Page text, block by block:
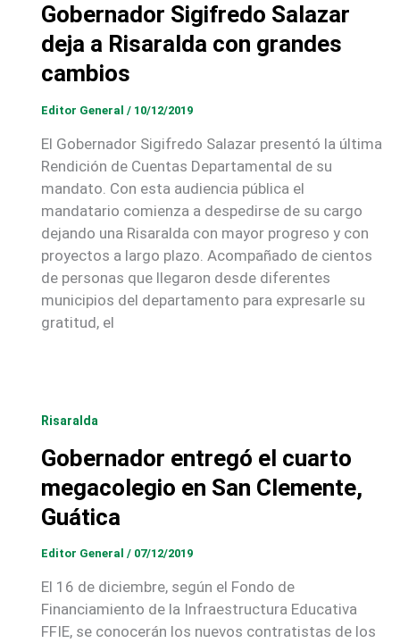
Gobernador Sigifredo Salazar
deja a Risaralda con grandes
cambios
Editor General / 10/12/2019
El Gobernador Sigifredo Salazar presentó la última
Rendición de Cuentas Departamental de su
mandato. Con esta audiencia pública el
mandatario comienza a despedirse de su cargo
dejando una Risaralda con mayor progreso y con
proyectos a largo plazo. Acompañado de cientos
de personas que llegaron desde diferentes
municipios del departamento para expresarle su
gratitud, el
Risaralda
Gobernador entregó el cuarto
megacolegio en San Clemente,
Guática
Editor General / 07/12/2019
El 16 de diciembre, según el Fondo de
Financiamiento de la Infraestructura Educativa
FFIE, se conocerán los nuevos contratistas de los